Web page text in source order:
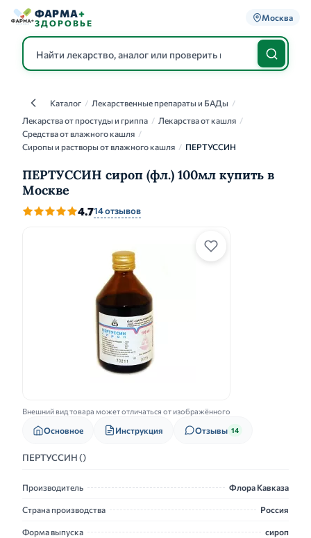
ФАРМА+
ЗДОРОВЬЕ
Москва
КаталогКаталог / Лекарственные препараты и БАДы /
Лекарства от простуды и гриппа / Лекарства от кашля /
Средства от влажного кашля /
Сиропы и растворы от влажного кашля / ПЕРТУССИН
ПЕРТУССИН сироп (фл.) 100мл купить в
Москве
4.714 отзывов
Внешний вид товара может отличаться от изображённого
Основное Инструкция Отзывы 14
ПЕРТУССИН ()
Производитель Флора Кавказа
Страна производства Россия
Форма выпуска сироп